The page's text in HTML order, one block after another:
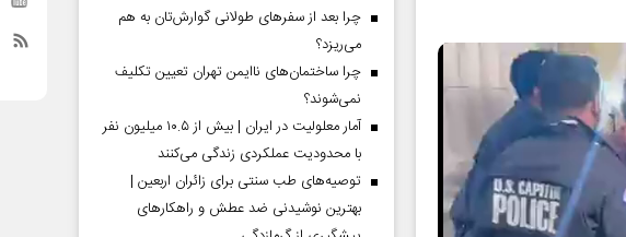
چرا بعد از سفرهای طولانی گوارش‌تان به هم
می‌ریزد؟
چرا ساختمان‌های ناایمن تهران تعیین تکلیف
نمی‌شوند؟
آمار معلولیت در ایران | بیش از ۱۰.۵ میلیون نفر
با محدودیت عملکردی زندگی می‌کنند
توصیه‌های طب سنتی برای زائران اربعین |
بهترین نوشیدنی ضد عطش و راهکارهای